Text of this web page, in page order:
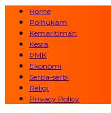
Home
Polhukam
Kemaritiman
Kesra
PMK
Ekonomi
Serba-serbi
Religi
Privacy Policy